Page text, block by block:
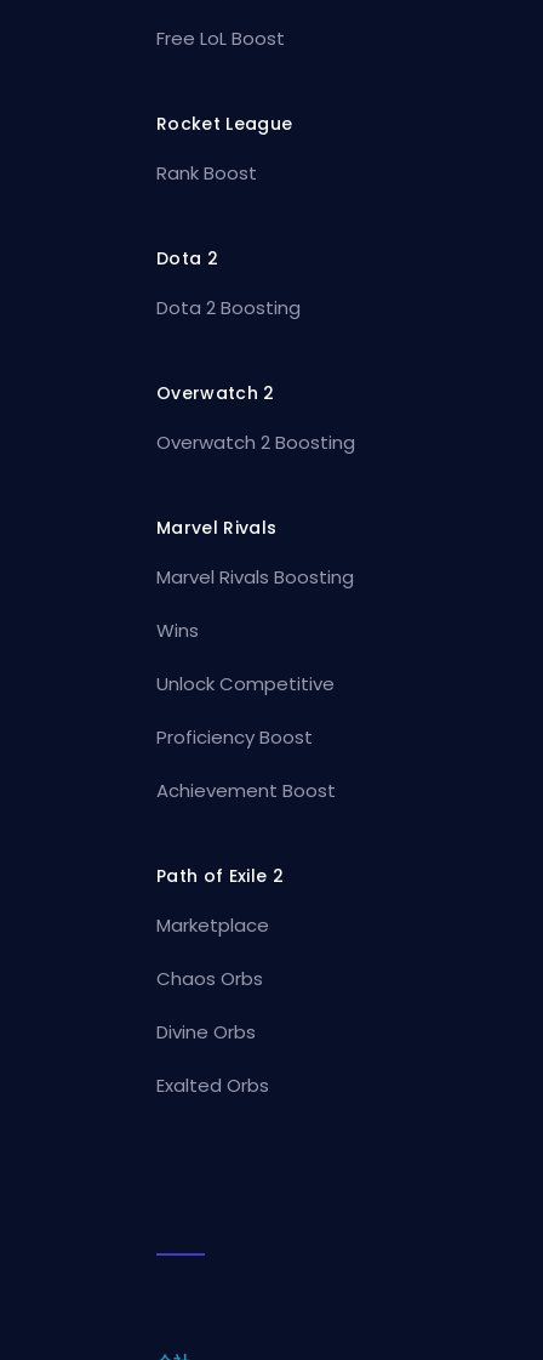
Free LoL Boost
Rocket League
Rank Boost
Dota 2
Dota 2 Boosting
Overwatch 2
Overwatch 2 Boosting
Marvel Rivals
Marvel Rivals Boosting
Wins
Unlock Competitive
Proficiency Boost
Achievement Boost
Path of Exile 2
Marketplace
Chaos Orbs
Divine Orbs
Exalted Orbs